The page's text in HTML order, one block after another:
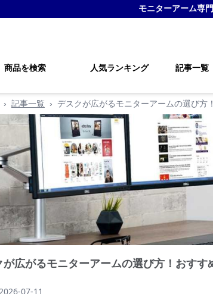
モニターアーム専
商品を検索 人気ランキング 記事一覧
› 記事一覧 › デスクが広がるモニターアームの選び方
が広がるモニターアームの選び方！おすす
07-11